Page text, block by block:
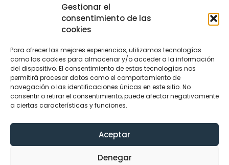
Gestionar el
consentimiento de las
cookies
Para ofrecer las mejores experiencias, utilizamos tecnologías
como las cookies para almacenar y/o acceder a la información
del dispositivo. El consentimiento de estas tecnologías nos
permitirá procesar datos como el comportamiento de
navegación o las identificaciones únicas en este sitio. No
consentir o retirar el consentimiento, puede afectar negativamente
a ciertas características y funciones.
Aceptar
Denegar
¡RESERVA TUS VACACIONES!
Viajes Nevada SL © 2024 |Centromipc
F
a
c
e
b
I
n
s
t
a